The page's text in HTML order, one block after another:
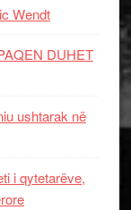
Wendt
DUHET
ushtarak në
i qytetarëve,